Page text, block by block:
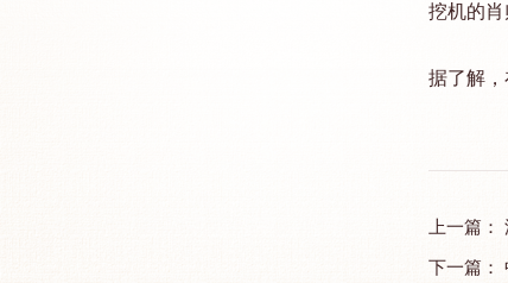
挖机的肖
据了解
上一篇：
下一篇：